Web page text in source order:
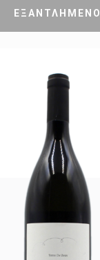
ΕΞΑΝΤΛΗΜΕΝΟ